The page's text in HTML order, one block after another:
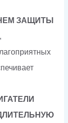
ЗАЩИТЫ